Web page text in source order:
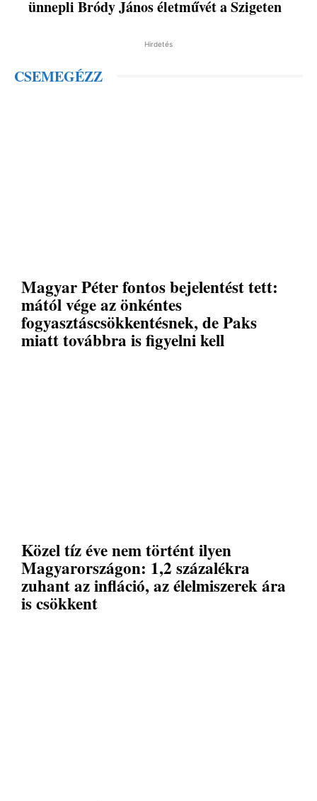
ünnepli Bródy János életművét a Szigeten
Hirdetés
CSEMEGÉZZ
Magyar Péter fontos bejelentést tett:
mától vége az önkéntes
fogyasztáscsökkentésnek, de Paks
miatt továbbra is figyelni kell
Közel tíz éve nem történt ilyen
Magyarországon: 1,2 százalékra
zuhant az infláció, az élelmiszerek ára
is csökkent